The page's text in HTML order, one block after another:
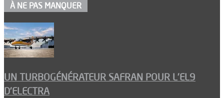
À NE PAS MANQUER
UN TURBOGÉNÉRATEUR SAFRAN POUR L’EL9
D’ELECTRA